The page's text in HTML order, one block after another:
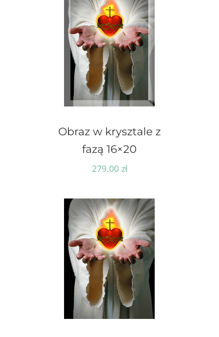
Obraz w krysztale z
fazą 16×20
279.00 zł